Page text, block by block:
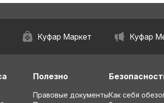
Куфар Маркет Куфар
Полезно
Правовые документыКак себя